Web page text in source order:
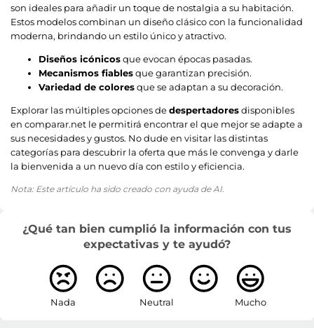
son ideales para añadir un toque de nostalgia a su habitación.
Estos modelos combinan un diseño clásico con la funcionalidad
moderna, brindando un estilo único y atractivo.
Diseños icónicosque evocan épocas pasadas.
Mecanismos fiablesque garantizan precisión.
Variedad de coloresque se adaptan a su decoración.
Explorar las múltiples opciones dedespertadoresdisponibles
en comparar.net le permitirá encontrar el que mejor se adapte a
sus necesidades y gustos. No dude en visitar las distintas
categorías para descubrir la oferta que más le convenga y darle
la bienvenida a un nuevo día con estilo y eficiencia.
Nota: Este artículo ha sido creado con ayuda de AI.
¿Qué tan bien cumplió la información con tus
expectativas y te ayudó?
Nada Neutral Mucho